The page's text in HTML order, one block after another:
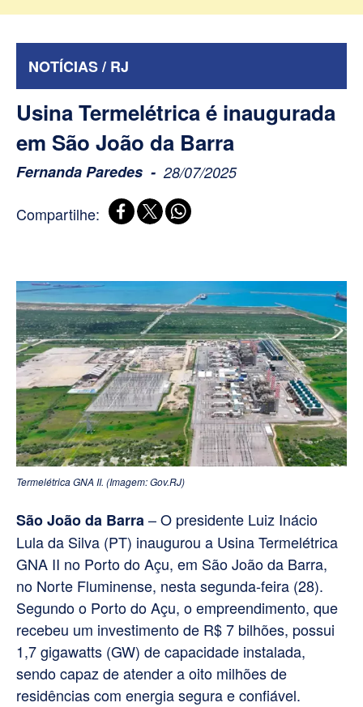
NOTÍCIAS / RJ
Usina Termelétrica é inaugurada
em São João da Barra
Fernanda Paredes 28/07/2025
Compartilhe:
Termelétrica GNA II. (Imagem: Gov.RJ)
São João da Barra– O presidente Luiz Inácio
Lula da Silva (PT) inaugurou a Usina Termelétrica
GNA II no Porto do Açu, em São João da Barra,
no Norte Fluminense, nesta segunda-feira (28).
Segundo o Porto do Açu, o empreendimento, que
recebeu um investimento de R$ 7 bilhões, possui
1,7 gigawatts (GW) de capacidade instalada,
sendo capaz de atender a oito milhões de
residências com energia segura e confiável.